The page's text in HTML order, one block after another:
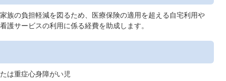
族の負担軽減を図るため、医療保険の適用を超える自宅利用や
護サービスの利用に係る経費を助成します。
は重症心身障がい児